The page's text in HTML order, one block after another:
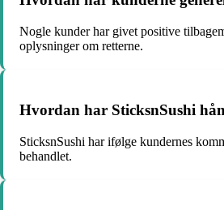
Nogle kunder har givet positive
oplysninger om retterne.
Hvordan har SticksnSushi
SticksnSushi har ifølge kundernes
behandlet.